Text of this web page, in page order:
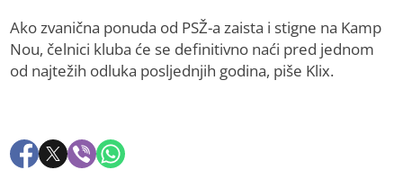
Ako zvanična ponuda od PSŽ-a zaista i stigne na Kamp
Nou, čelnici kluba će se definitivno naći pred jednom
od najtežih odluka posljednjih godina, piše Klix.